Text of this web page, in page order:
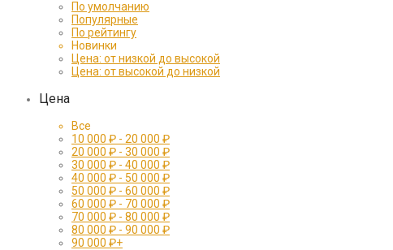
По умолчанию
Популярные
По рейтингу
Новинки
Цена: от низкой до высокой
Цена: от высокой до низкой
Цена
Все
10 000 ₽ - 20 000 ₽
20 000 ₽ - 30 000 ₽
30 000 ₽ - 40 000 ₽
40 000 ₽ - 50 000 ₽
50 000 ₽ - 60 000 ₽
60 000 ₽ - 70 000 ₽
70 000 ₽ - 80 000 ₽
80 000 ₽ - 90 000 ₽
90 000 ₽+